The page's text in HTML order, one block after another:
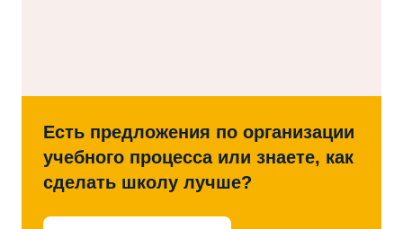
Есть предложения по организации
учебного процесса или знаете, как
сделать школу лучше?